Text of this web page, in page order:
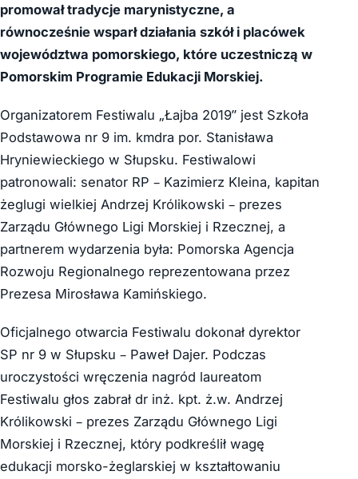
promował tradycje marynistyczne, a
równocześnie wsparł działania szkół i placówek
województwa pomorskiego, które uczestniczą w
Pomorskim Programie Edukacji Morskiej.
Organizatorem Festiwalu „Łajba 2019” jest Szkoła
Podstawowa nr 9 im. kmdra por. Stanisława
Hryniewieckiego w Słupsku. Festiwalowi
patronowali: senator RP – Kazimierz Kleina, kapitan
żeglugi wielkiej Andrzej Królikowski – prezes
Zarządu Głównego Ligi Morskiej i Rzecznej, a
partnerem wydarzenia była: Pomorska Agencja
Rozwoju Regionalnego reprezentowana przez
Prezesa Mirosława Kamińskiego.
Oficjalnego otwarcia Festiwalu dokonał dyrektor
SP nr 9 w Słupsku – Paweł Dajer. Podczas
uroczystości wręczenia nagród laureatom
Festiwalu głos zabrał dr inż. kpt. ż.w. Andrzej
Królikowski – prezes Zarządu Głównego Ligi
Morskiej i Rzecznej, który podkreślił wagę
edukacji morsko-żeglarskiej w kształtowaniu